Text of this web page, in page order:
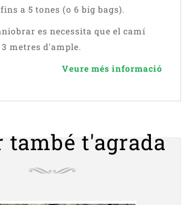
a 5 tones (o 6 big bags).
es necessita que el camí
metres d'ample.
Veure més informació
també t'agrada